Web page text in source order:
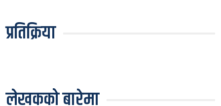
प्रतिक्रिया
लेखकको बारेमा